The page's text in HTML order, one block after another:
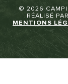
© 2026
RÉALISÉ PAR
MENTIONS